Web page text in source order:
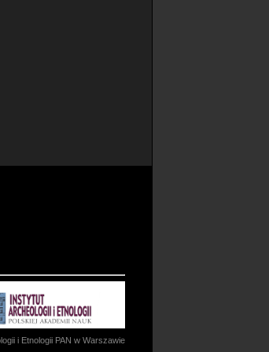
i Etnologii PAN w Warszawie